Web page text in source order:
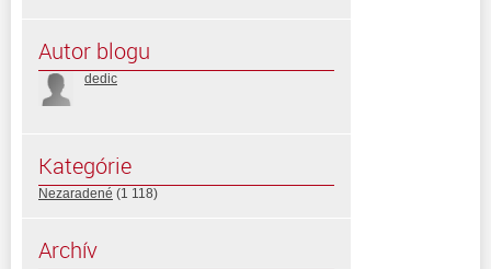
Autor blogu
dedic
Kategórie
Nezaradené (1 118)
Archív